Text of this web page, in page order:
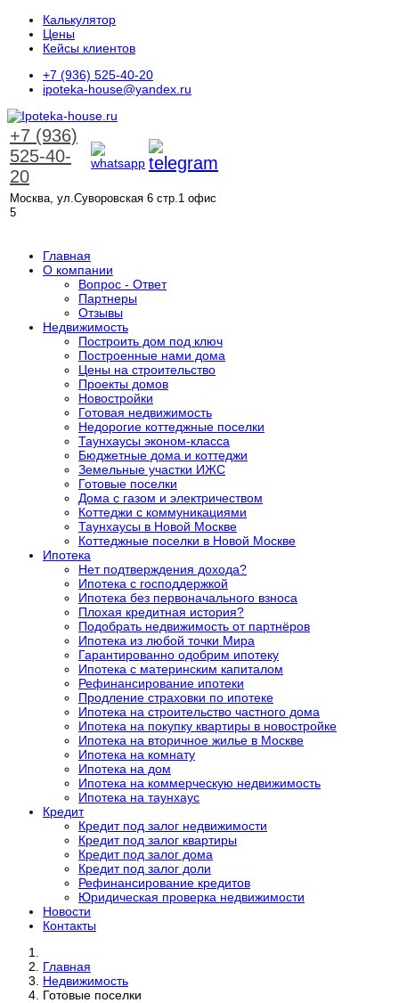
Калькулятор
Цены
Кейсы клиентов
+7 (936) 525-40-20
ipoteka-house@yandex.ru
+7 (936)
525-40-
20
Москва, ул.Суворовская 6 стр.1 офис
5
Главная
О компании
Вопрос - Ответ
Партнеры
Отзывы
Недвижимость
Построить дом под ключ
Построенные нами дома
Цены на строительство
Проекты домов
Новостройки
Готовая недвижимость
Недорогие коттеджные поселки
Таунхаусы эконом-класса
Бюджетные дома и коттеджи
Земельные участки ИЖС
Готовые поселки
Дома с газом и электричеством
Коттеджи с коммуникациями
Таунхаусы в Новой Москве
Коттеджные поселки в Новой Москве
Ипотека
Нет подтверждения дохода?
Ипотека с господдержкой
Ипотека без первоначального взноса
Плохая кредитная история?
Подобрать недвижимость от партнёров
Ипотека из любой точки Мира
Гарантированно одобрим ипотеку
Ипотека с материнским капиталом
Рефинансирование ипотеки
Продление страховки по ипотеке
Ипотека на строительство частного дома
Ипотека на покупку квартиры в новостройке
Ипотека на вторичное жилье в Москве
Ипотека на комнату
Ипотека на дом
Ипотека на коммерческую недвижимость
Ипотека на таунхаус
Кредит
Кредит под залог недвижимости
Кредит под залог квартиры
Кредит под залог дома
Кредит под залог доли
Рефинансирование кредитов
Юридическая проверка недвижимости
Новости
Контакты
Главная
Недвижимость
Готовые поселки